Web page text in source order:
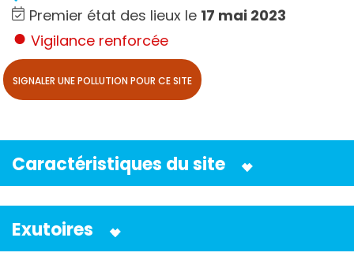
Premier état des lieux le 17 mai 2023
Vigilance renforcée
SIGNALER UNE POLLUTION POUR CE SITE
Caractéristiques du site
Exutoires